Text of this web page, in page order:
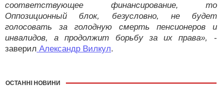
соответствующее финансирование, то
Оппозиционный блок, безусловно, не будет
голосовать за голодную смерть пенсионеров и
инвалидов, а продолжит борьбу за их права»,
-
заверил Александр Вилкул.
ОСТАННІ НОВИНИ